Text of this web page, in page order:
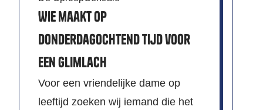
Wie maakt op
donderdagochtend tijd voor
een glimlach
Voor een vriendelijke dame op
leeftijd zoeken wij iemand die het